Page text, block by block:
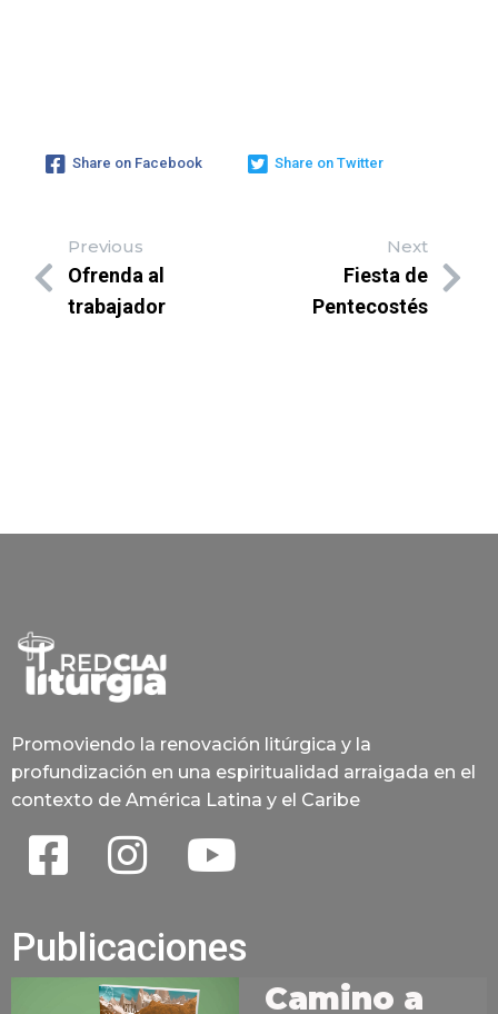
Share on Facebook Share on Twitter
Previous
Ofrenda al
trabajador
Next
Fiesta de
Pentecostés
Promoviendo la renovación litúrgica y la
profundización en una espiritualidad arraigada en el
contexto de América Latina y el Caribe
Publicaciones
Camino a